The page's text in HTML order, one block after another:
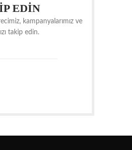
EDİN
kampanyalarımız ve
takip edin.